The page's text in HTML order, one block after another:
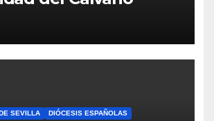
SEVILLA DIÓCESIS ESPAÑOLAS